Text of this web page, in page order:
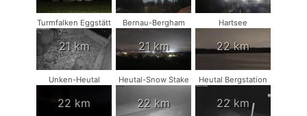
Turmfalken Eggstätt
21 km
Bernau-Bergham
21 km
Hartsee
22 km
Unken-Heutal
22 km
Heutal-Snow Stake
22 km
Heutal Bergstation
22 km